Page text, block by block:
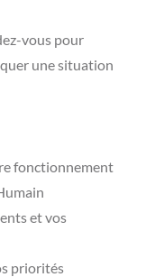
vous pour
une situation
fonctionnement
et vos
priorités